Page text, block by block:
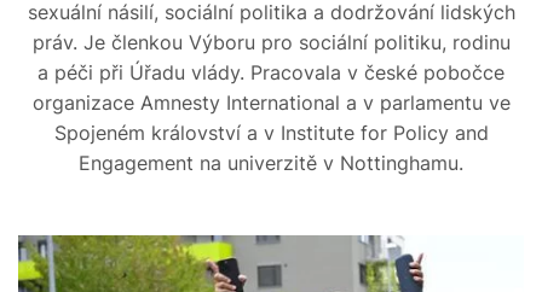
sexuální násilí, sociální politika a dodržování lidských
práv. Je členkou Výboru pro sociální politiku, rodinu
a péči při Úřadu vlády. Pracovala v české pobočce
organizace Amnesty International a v parlamentu ve
Spojeném království a v Institute for Policy and
Engagement na univerzitě v Nottinghamu.